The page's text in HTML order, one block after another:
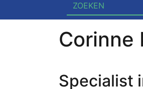
Corinne
Specialist